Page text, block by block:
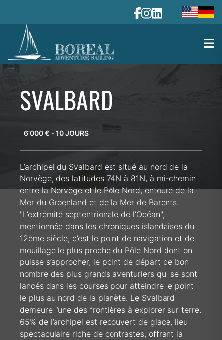
en-usde-de
SVALBARD
6'000 € - 10 JOURS
L’archipel du Svalbard est situé au nord de la
Norvège, des latitudes 74N à 81N, à mi-chemin
entre la Norvège et le Pôle Nord, entouré de la
Mer du Groenland et de la Mer de Barents.
"L’extrémité septentrionale de l’Océan",
mentionnée dans les chroniques islandaises du
12ème siècle, c’est le point de navigation et de
mouillage le plus proche du Pôle Nord dont on
puisse s’approcher, le point de départ de bon
nombre des plus grands aventuriers qui se sont
lancés dans les courses pour atteindre le point
le plus au nord de la planète. Le Svalbard
demeure l’une des frontières à explorer sur terre.
65% de l’archipel est recouvert de glace, lieu
spectaculaire riche de contrastes, offrant la